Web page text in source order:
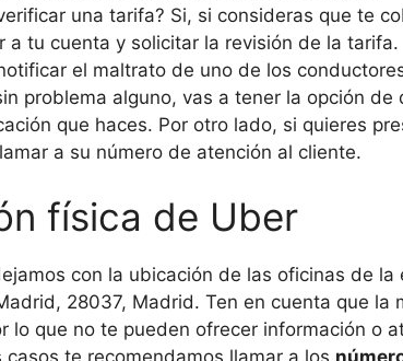
una tarifa? Si, si consideras que te
a tu cuenta y solicitar la revisión de la tarifa.
el maltrato de uno de los
problema alguno, vas a tener la opción
que haces. Por otro lado, si quieres
a su número de atención al cliente.
física de Uber
con la ubicación de las oficinas de la
28037, Madrid. Ten en cuenta que la
lo que no te pueden ofrecer información o